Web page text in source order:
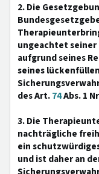
2. Die
ungeachtet
aufgrund seines
seines
des Art.74Abs. 1
3. Die
nachträgliche
ein
und ist daher an